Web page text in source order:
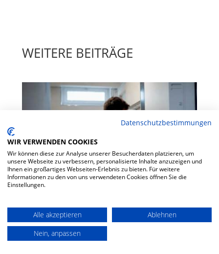
WEITERE BEITRÄGE
WAS KOSTET EIN SPEICHER
Datenschutzbestimmungen
WIR VERWENDEN COOKIES
Wir können diese zur Analyse unserer Besucherdaten platzieren, um
unsere Webseite zu verbessern, personalisierte Inhalte anzuzeigen und
Ihnen ein großartiges Webseiten-Erlebnis zu bieten. Für weitere
Informationen zu den von uns verwendeten Cookies öffnen Sie die
Einstellungen.
Alle akzeptieren
Ablehnen
Nein, anpassen